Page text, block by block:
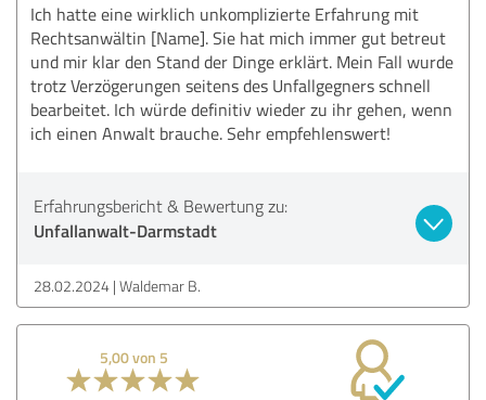
Ich hatte eine wirklich unkomplizierte Erfahrung mit
Rechtsanwältin [Name]. Sie hat mich immer gut betreut
und mir klar den Stand der Dinge erklärt. Mein Fall wurde
trotz Verzögerungen seitens des Unfallgegners schnell
bearbeitet. Ich würde definitiv wieder zu ihr gehen, wenn
ich einen Anwalt brauche. Sehr empfehlenswert!
Erfahrungsbericht & Bewertung zu:
Unfallanwalt-Darmstadt
28.02.2024 Waldemar B.
5,00 von 5